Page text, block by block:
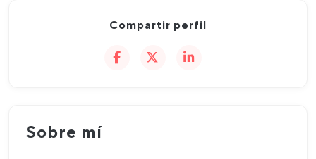
Compartir perfil
Sobre mí